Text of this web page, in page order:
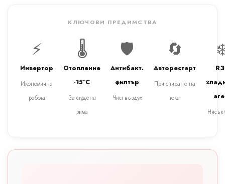
КЛЮЧОВИ ПРЕДИМСТВА
⚡
Инвертор
Икономична
работа
🌡️
Отопление
-15°C
За студена
зима
🛡️
Антибакт.
филтър
Чист въздух
🔄
Авторестарт
При спиране на
тока
Нисък